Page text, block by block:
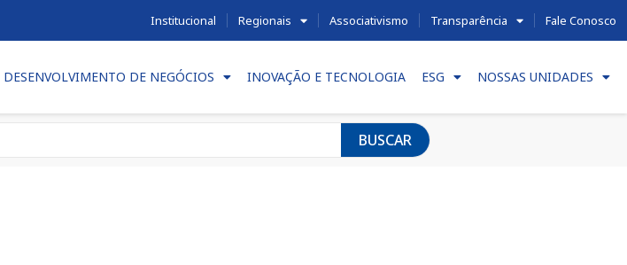
Institucional Regionais Associativismo Transparência Fale Conosco
DESENVOLVIMENTO DE NEGÓCIOS INOVAÇÃO E TECNOLOGIA ESG NOSSAS UNIDADES
BUSCAR